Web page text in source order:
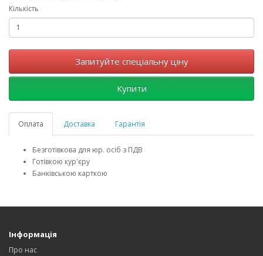
Кількість
Запитуйте спеціальну ціну
Купити
Оплата Доставка Гарантія
Безготівкова для юр. осіб з ПДВ
Готівкою кур'єру
Банківською карткою
Інформація
Про нас